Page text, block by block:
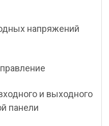
напряжений
и выходного
панели